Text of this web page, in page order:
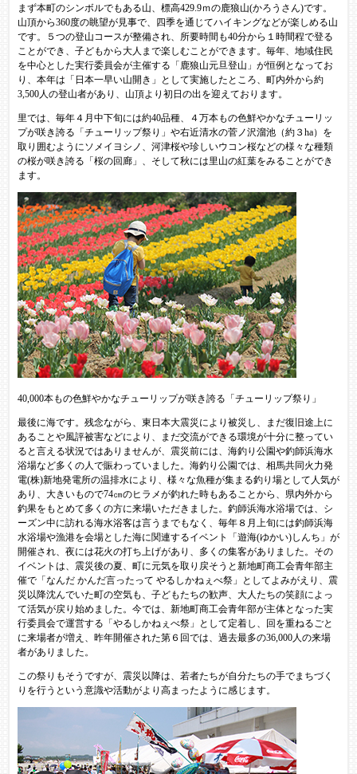
まず本町のシンボルでもある山、標高429.9ｍの鹿狼山(かろうさん)です。
山頂から360度の眺望が見事で、四季を通じてハイキングなどが楽しめる山
です。５つの登山コースが整備され、所要時間も40分から１時間程で登る
ことができ、子どもから大人まで楽しむことができます。毎年、地域住民
を中心とした実行委員会が主催する「鹿狼山元旦登山」が恒例となってお
り、本年は「日本一早い山開き」として実施したところ、町内外から約
3,500人の登山者があり、山頂より初日の出を迎えております。
里では、毎年４月中下旬には約40品種、４万本もの色鮮やかなチューリッ
プが咲き誇る「チューリップ祭り」や右近清水の菅ノ沢溜池（約３ha）を
取り囲むようにソメイヨシノ、河津桜や珍しいウコン桜などの様々な種類
の桜が咲き誇る「桜の回廊」、そして秋には里山の紅葉をみることができ
ます。
40,000本もの色鮮やかなチューリップが咲き誇る「チューリップ祭り」
最後に海です。残念ながら、東日本大震災により被災し、まだ復旧途上に
あることや風評被害などにより、まだ交流ができる環境が十分に整ってい
ると言える状況ではありませんが、震災前には、海釣り公園や釣師浜海水
浴場など多くの人で賑わっていました。海釣り公園では、相馬共同火力発
電(株)新地発電所の温排水により、様々な魚種が集まる釣り場として人気が
あり、大きいもので74㎝のヒラメが釣れた時もあることから、県内外から
釣果をもとめて多くの方に来場いただきました。釣師浜海水浴場では、シ
ーズン中に訪れる海水浴客は言うまでもなく、毎年８月上旬には釣師浜海
水浴場や漁港を会場とした海に関連するイベント「遊海(ゆかい)しんち」が
開催され、夜には花火の打ち上げがあり、多くの集客がありました。その
イベントは、震災後の夏、町に元気を取り戻そうと新地町商工会青年部主
催で「なんだ かんだ言ったって やるしかねぇべ祭」としてよみがえり、震
災以降沈んでいた町の空気も、子どもたちの歓声、大人たちの笑顔によっ
て活気が戻り始めました。今では、新地町商工会青年部が主体となった実
行委員会で運営する「やるしかねぇべ祭」として定着し、回を重ねるごと
に来場者が増え、昨年開催された第６回では、過去最多の36,000人の来場
者がありました。
この祭りもそうですが、震災以降は、若者たちが自分たちの手でまちづく
りを行うという意識や活動がより高まったように感じます。